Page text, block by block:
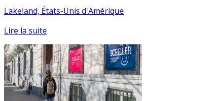
Lakeland, États-Unis d'Amérique
Lire la suite